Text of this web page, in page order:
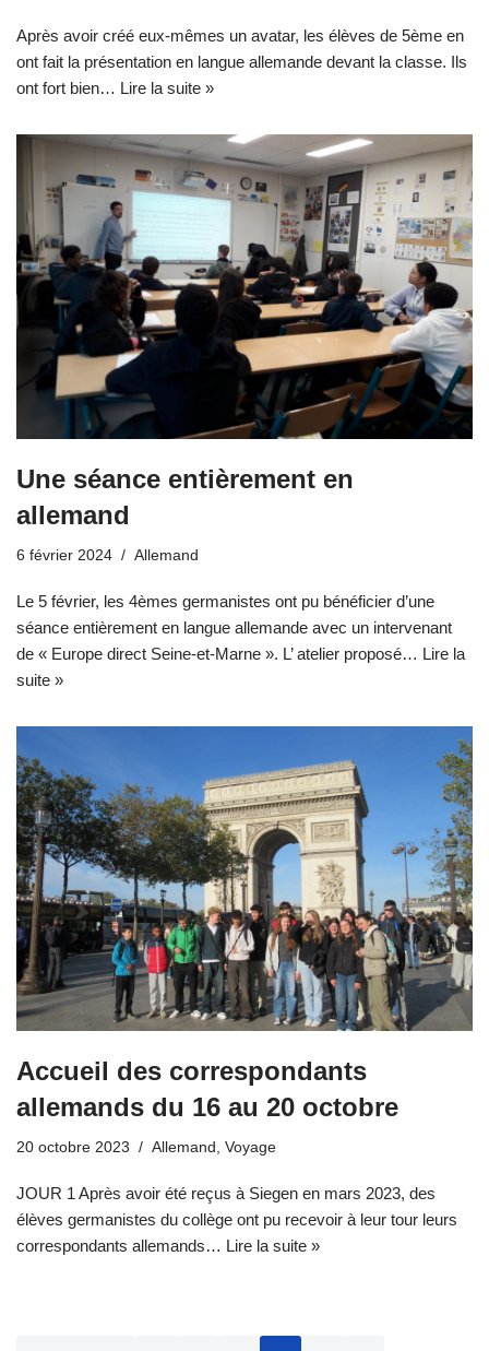
Après avoir créé eux-mêmes un avatar, les élèves de 5ème en
ont fait la présentation en langue allemande devant la classe. Ils
ont fort bien… Lire la suite »
Une séance entièrement en
allemand
6 février 2024 Allemand
Le 5 février, les 4èmes germanistes ont pu bénéficier d’une
séance entièrement en langue allemande avec un intervenant
de « Europe direct Seine-et-Marne ». L’ atelier proposé… Lire la
suite »
Accueil des correspondants
allemands du 16 au 20 octobre
20 octobre 2023 Allemand Voyage
JOUR 1 Après avoir été reçus à Siegen en mars 2023, des
élèves germanistes du collège ont pu recevoir à leur tour leurs
correspondants allemands… Lire la suite »